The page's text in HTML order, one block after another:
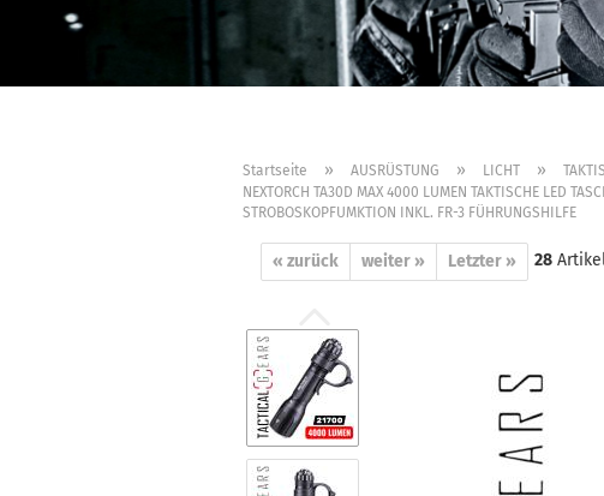
Startseite » AUSRÜSTUNG » LICHT »
NEXTORCH TA30D MAX 4000 LUMEN TAKTISCHE LED
STROBOSKOPFUMKTION INKL. FR-3 FÜHRUNGSHILFE
« zurück weiter » Letzter » 28